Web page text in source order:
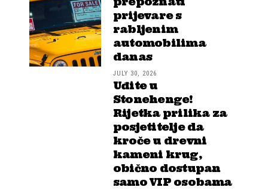
prijevare s
rabljenim
automobilima
danas
JULY 30, 2026
Uđite u
Stonehenge!
Rijetka prilika za
posjetitelje da
kroče u drevni
kameni krug,
obično dostupan
samo VIP osobama